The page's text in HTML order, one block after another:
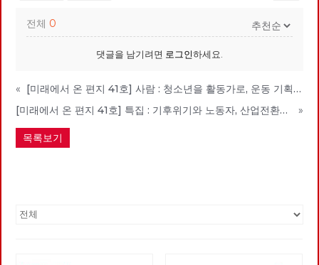
전체 0
댓글을 남기려면 로그인하세요.
«
[미래에서 온 편지 41호] 사람 : 청소년을 활동가로, 운동 기획자 고유미
[미래에서 온 편지 41호] 특집 : 기후위기와 노동자, 산업전환을 넘어 체제전환으로
»
목록보기